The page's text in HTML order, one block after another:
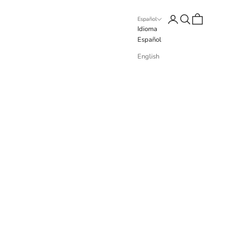
Español
Idioma
Español
English
Iniciar sesión
Buscar
Cesta